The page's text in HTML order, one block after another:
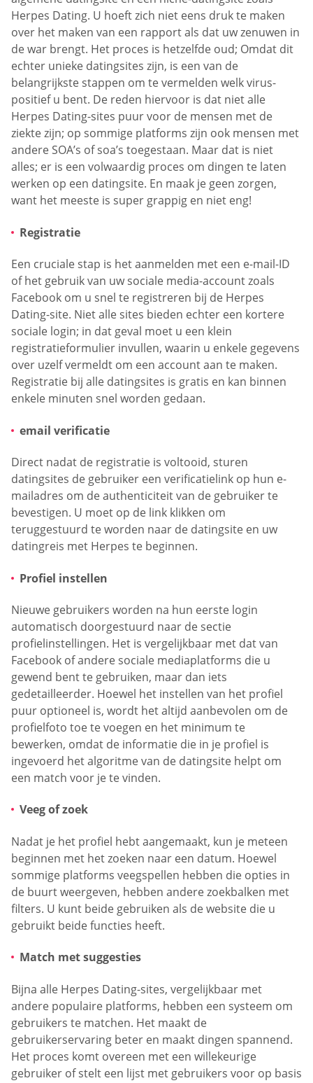
Herpes Dating. U hoeft zich niet eens druk te maken
over het maken van een rapport als dat uw zenuwen in
de war brengt. Het proces is hetzelfde oud; Omdat dit
echter unieke datingsites zijn, is een van de
belangrijkste stappen om te vermelden welk virus-
positief u bent. De reden hiervoor is dat niet alle
Herpes Dating-sites puur voor de mensen met de
ziekte zijn; op sommige platforms zijn ook mensen met
andere SOA’s of soa’s toegestaan. Maar dat is niet
alles; er is een volwaardig proces om dingen te laten
werken op een datingsite. En maak je geen zorgen,
want het meeste is super grappig en niet eng!
Registratie
Een cruciale stap is het aanmelden met een e-mail-ID
of het gebruik van uw sociale media-account zoals
Facebook om u snel te registreren bij de Herpes
Dating-site. Niet alle sites bieden echter een kortere
sociale login; in dat geval moet u een klein
registratieformulier invullen, waarin u enkele gegevens
over uzelf vermeldt om een account aan te maken.
Registratie bij alle datingsites is gratis en kan binnen
enkele minuten snel worden gedaan.
email verificatie
Direct nadat de registratie is voltooid, sturen
datingsites de gebruiker een verificatielink op hun e-
mailadres om de authenticiteit van de gebruiker te
bevestigen. U moet op de link klikken om
teruggestuurd te worden naar de datingsite en uw
datingreis met Herpes te beginnen.
Profiel instellen
Nieuwe gebruikers worden na hun eerste login
automatisch doorgestuurd naar de sectie
profielinstellingen. Het is vergelijkbaar met dat van
Facebook of andere sociale mediaplatforms die u
gewend bent te gebruiken, maar dan iets
gedetailleerder. Hoewel het instellen van het profiel
puur optioneel is, wordt het altijd aanbevolen om de
profielfoto toe te voegen en het minimum te
bewerken, omdat de informatie die in je profiel is
ingevoerd het algoritme van de datingsite helpt om
een match voor je te vinden.
Veeg of zoek
Nadat je het profiel hebt aangemaakt, kun je meteen
beginnen met het zoeken naar een datum. Hoewel
sommige platforms veegspellen hebben die opties in
de buurt weergeven, hebben andere zoekbalken met
filters. U kunt beide gebruiken als de website die u
gebruikt beide functies heeft.
Match met suggesties
Bijna alle Herpes Dating-sites, vergelijkbaar met
andere populaire platforms, hebben een systeem om
gebruikers te matchen. Het maakt de
gebruikerservaring beter en maakt dingen spannend.
Het proces komt overeen met een willekeurige
gebruiker of stelt een lijst met gebruikers voor op basis